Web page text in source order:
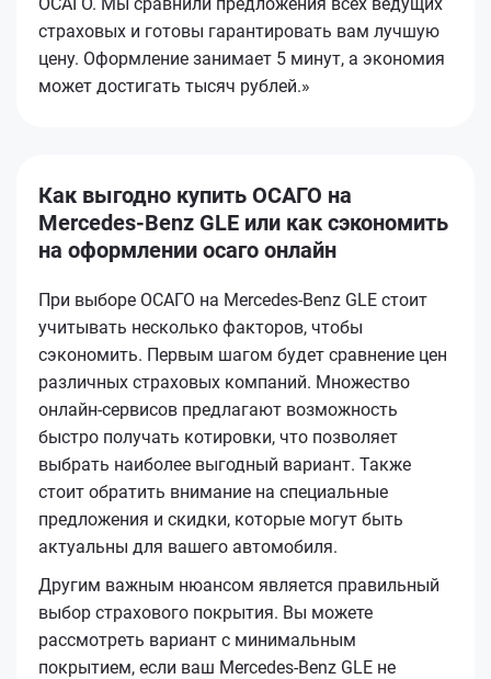
страховых и готовы гарантировать вам лучшую
цену. Оформление занимает 5 минут, а экономия
может достигать тысяч рублей.»
Как выгодно купить ОСАГО на
Mercedes-Benz GLE или как сэкономить
на оформлении осаго онлайн
При выборе ОСАГО на Mercedes-Benz GLE стоит
учитывать несколько факторов, чтобы
сэкономить. Первым шагом будет сравнение цен
различных страховых компаний. Множество
онлайн-сервисов предлагают возможность
быстро получать котировки, что позволяет
выбрать наиболее выгодный вариант. Также
стоит обратить внимание на специальные
предложения и скидки, которые могут быть
актуальны для вашего автомобиля.
Другим важным нюансом является правильный
выбор страхового покрытия. Вы можете
рассмотреть вариант с минимальным
покрытием, если ваш Mercedes-Benz GLE не